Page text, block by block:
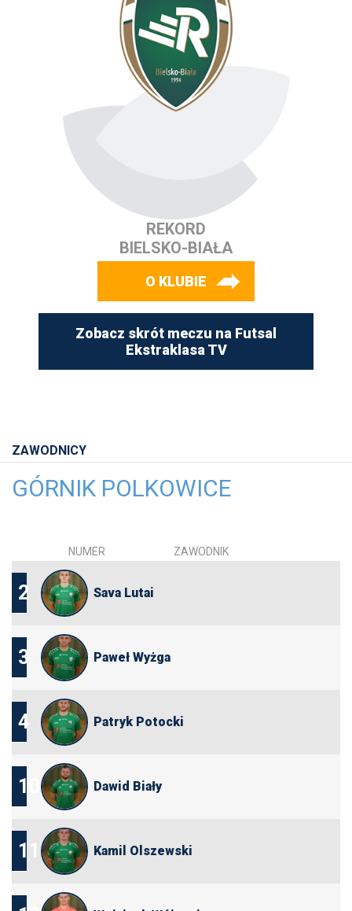
REKORD
BIELSKO-BIAŁA
O KLUBIE
Zobacz skrót meczu na Futsal
Ekstraklasa TV
ZAWODNICY
GÓRNIK POLKOWICE
NUMER ZAWODNIK
2 Sava Lutai
3 Paweł Wyżga
4 Patryk Potocki
10 Dawid Biały
11 Kamil Olszewski